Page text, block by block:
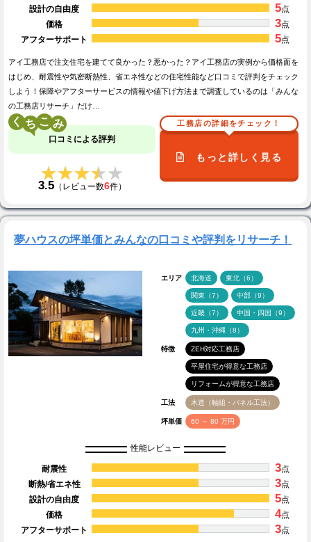
設計の自由度
5点
価格
3点
アフターサポート
5点
アイ工務店で注文住宅を建てて良かった？悪かった？アイ工務店の実例から価格面を
はじめ、耐震性や気密断熱性、省エネ性などの住宅性能など口コミで評判をチェック
しよう！保障やアフターサービスの情報や値下げ方法まで調査しているのは「みんな
の工務店リサーチ」だけ…
く こ
口コミによる評判
★★★★★
★★★★★
3.5（レビュー数6件）
工務店の詳細をチェック！
もっと詳しく見る
夢ハウスの坪単価とみんなの口コミや評判をリサーチ！
エリア 北海道 東北（6）
関東（7） 中部（9）
近畿（7） 中国・四国（9）
九州・沖縄（8）
特徴 ZEH対応工務店
平屋住宅が得意な工務店
リフォームが得意な工務店
工法 木造（軸組・パネル工法）
坪単価 60 ～ 80 万円
性能レビュー
耐震性 3点
断熱/省エネ性
3点
設計の自由度
5点
価格
4点
アフターサポート
3点